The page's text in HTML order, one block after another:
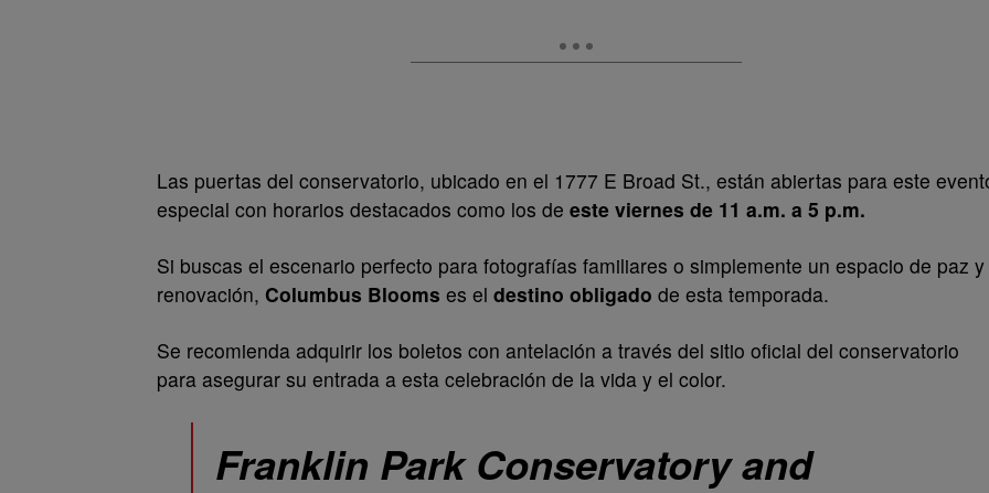
Las puertas del conservatorio, ubicado en el 1777 E Broad St., están abiertas para este
especial con horarios destacados como los de este viernes de 11 a.m. a 5 p.m.
Si buscas el escenario perfecto para fotografías familiares o simplemente un espacio de paz y
renovación, Columbus Blooms es el destino obligado de esta temporada.
Se recomienda adquirir los boletos con antelación a través del sitio oficial del conservatorio
para asegurar su entrada a esta celebración de la vida y el color.
Franklin Park Conservatory and